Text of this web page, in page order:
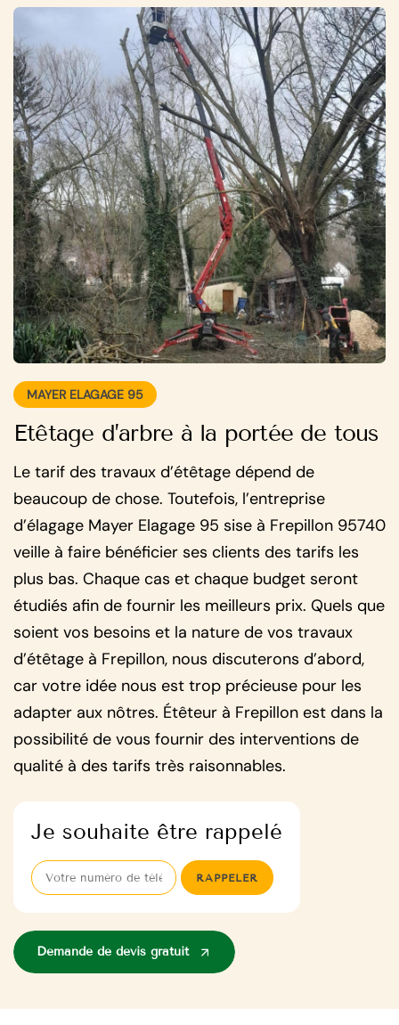
MAYER ELAGAGE 95
Etêtage d’arbre à la portée de tous
Le tarif des travaux d’étêtage dépend de
beaucoup de chose. Toutefois, l’entreprise
d’élagage Mayer Elagage 95 sise à Frepillon 95740
veille à faire bénéficier ses clients des tarifs les
plus bas. Chaque cas et chaque budget seront
étudiés afin de fournir les meilleurs prix. Quels que
soient vos besoins et la nature de vos travaux
d’étêtage à Frepillon, nous discuterons d’abord,
car votre idée nous est trop précieuse pour les
adapter aux nôtres. Étêteur à Frepillon est dans la
possibilité de vous fournir des interventions de
qualité à des tarifs très raisonnables.
Je souhaite être rappelé
Demande de devis gratuit